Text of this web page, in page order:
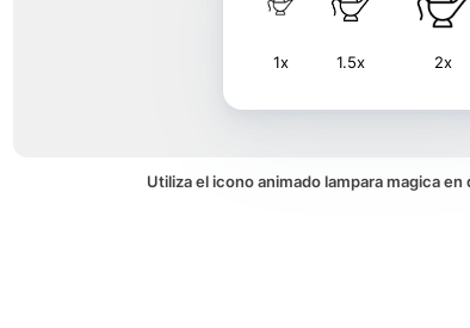
1x 1.5x 2x
Utiliza el icono animado lampara magica